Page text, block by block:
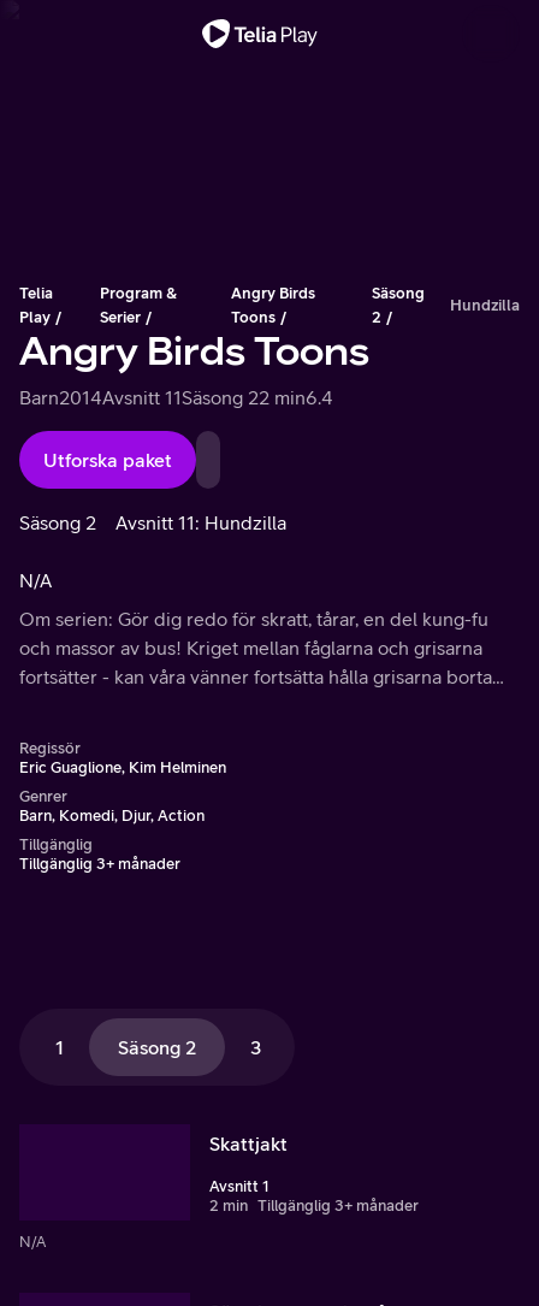
Telia
Play
Program &
Serier
Angry Birds
Toons
Säsong
2
Hundzilla
Angry Birds Toons
Barn2014Avsnitt 11Säsong 22 min6.4
Utforska paket
Säsong 2 Avsnitt 11: Hundzilla
N/A
Om serien: Gör dig redo för skratt, tårar, en del kung-fu
och massor av bus! Kriget mellan fåglarna och grisarna
fortsätter - kan våra vänner fortsätta hålla grisarna borta
Regissör
Eric Guaglione, Kim Helminen
Genrer
Barn, Komedi, Djur, Action
Tillgänglig
Tillgänglig 3+ månader
1 Säsong 2 3
Skattjakt
Avsnitt 1
2 min Tillgänglig 3+ månader
N/A